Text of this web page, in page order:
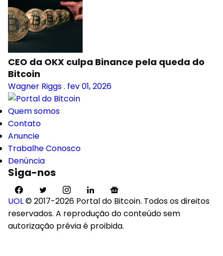
CEO da OKX culpa Binance pela queda do
Bitcoin
Wagner Riggs. fev 01, 2026
Quem somos
Contato
Anuncie
Trabalhe Conosco
Denúncia
Siga-nos
UOL© 2017-2026 Portal do Bitcoin. Todos os direitos
reservados. A reprodução do conteúdo sem
autorização prévia é proibida.